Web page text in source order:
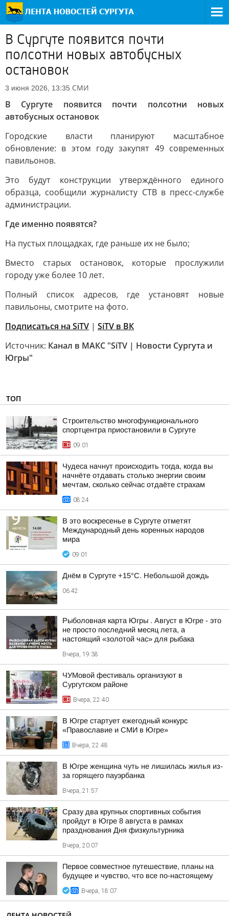
В Сургуте появится почти
полсотни новых автобусных
остановок
3 июня 2026, 13:35 СМИ
В Сургуте появится почти полсотни новых
автобусных остановок
Городские власти планируют масштабное
обновление: в этом году закупят 49 современных
павильонов.
Это будут конструкции утверждённого единого
образца, сообщили журналисту СТВ в пресс-службе
администрации.
Где именно появятся?
На пустых площадках, где раньше их не было;
Вместо старых остановок, которые прослужили
городу уже более 10 лет.
Полный список адресов, где установят новые
павильоны, смотрите на фото.
Подписаться на SiTV | SiTV в ВК
Источник: Канал в МАКС "SiTV | Новости Сургута и
Югры"
ТОП
Строительство многофункционального
спортцентра приостановили в Сургуте
09:01
Чудеса начнут происходить тогда, когда вы
начнёте отдавать столько энергии своим
мечтам, сколько сейчас отдаёте страхам
08:24
В это воскресенье в Сургуте отметят
Международный день коренных народов
мира
09:01
Днём в Сургуте +15°С. Небольшой дождь
06:42
Рыболовная карта Югры . Август в Югре - это
не просто последний месяц лета, а
настоящий «золотой час» для рыбака
Вчера, 19:38
ЧУМовой фестиваль организуют в
Сургутском районе
Вчера, 22:40
В Югре стартует ежегодный конкурс
«Православие и СМИ в Югре»
Вчера, 22:48
В Югре женщина чуть не лишилась жилья из-
за горящего пауэрбанка
Вчера, 21:57
Сразу два крупных спортивных события
пройдут в Югре 8 августа в рамках
празднования Дня физкультурника
Вчера, 20:07
Первое совместное путешествие, планы на
будущее и чувство, что все по-настоящему
Вчера, 18:07